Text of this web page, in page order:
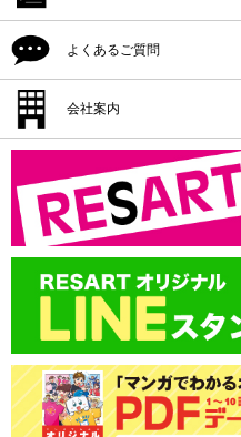
プリント方法
プリントサイズ
書体一覧
デザイン入稿
プリント方法
プリント色
プリントサイズ
書体一覧
シルクプリント料金
インクジェットプリント料金
カッティングプリント料金
版代
オプション料
よくあるご質問
配送・納期
返品・交換・キャンセル
支払方法
領収書の発行
版代
オプション料
会社案内